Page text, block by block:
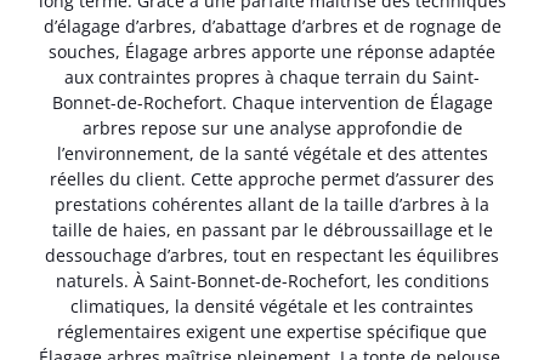
d’élagage d’arbres, d’abattage d’arbres et de rognage de
souches, Élagage arbres apporte une réponse adaptée
aux contraintes propres à chaque terrain du Saint-
Bonnet-de-Rochefort. Chaque intervention de Élagage
arbres repose sur une analyse approfondie de
l’environnement, de la santé végétale et des attentes
réelles du client. Cette approche permet d’assurer des
prestations cohérentes allant de la taille d’arbres à la
taille de haies, en passant par le débroussaillage et le
dessouchage d’arbres, tout en respectant les équilibres
naturels. À Saint-Bonnet-de-Rochefort, les conditions
climatiques, la densité végétale et les contraintes
réglementaires exigent une expertise spécifique que